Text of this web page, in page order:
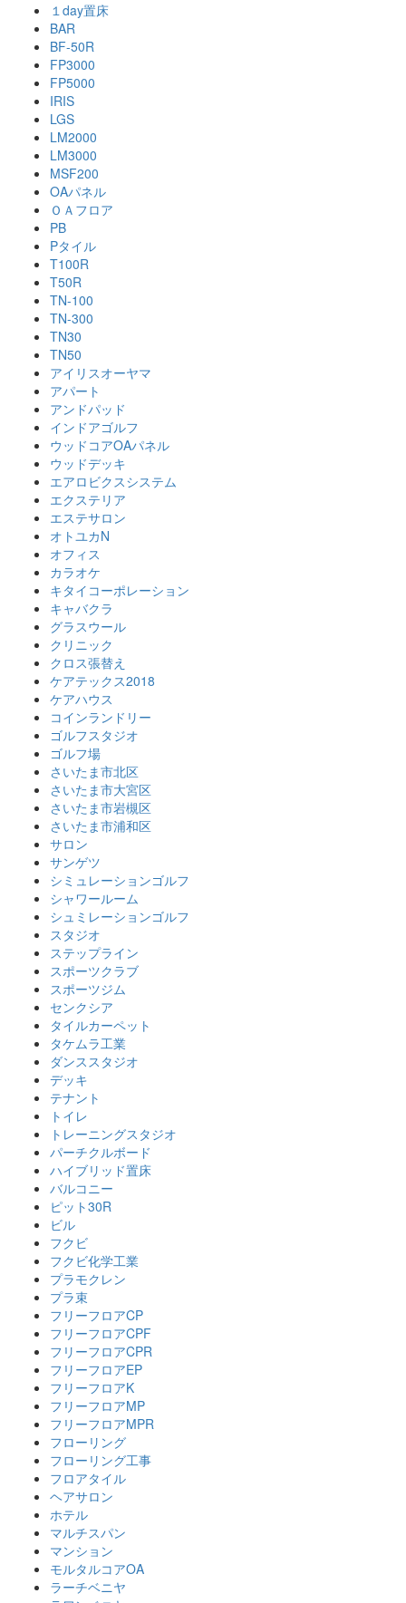
１day置床
BAR
BF-50R
FP3000
FP5000
IRIS
LGS
LM2000
LM3000
MSF200
OAパネル
ＯＡフロア
PB
Pタイル
T100R
T50R
TN-100
TN-300
TN30
TN50
アイリスオーヤマ
アパート
アンドパッド
インドアゴルフ
ウッドコアOAパネル
ウッドデッキ
エアロビクスシステム
エクステリア
エステサロン
オトユカN
オフィス
カラオケ
キタイコーポレーション
キャバクラ
グラスウール
クリニック
クロス張替え
ケアテックス2018
ケアハウス
コインランドリー
ゴルフスタジオ
ゴルフ場
さいたま市北区
さいたま市大宮区
さいたま市岩槻区
さいたま市浦和区
サロン
サンゲツ
シミュレーションゴルフ
シャワールーム
シュミレーションゴルフ
スタジオ
ステップライン
スポーツクラブ
スポーツジム
センクシア
タイルカーペット
タケムラ工業
ダンススタジオ
デッキ
テナント
トイレ
トレーニングスタジオ
パーチクルボード
ハイブリッド置床
バルコニー
ピット30R
ビル
フクビ
フクビ化学工業
プラモクレン
プラ束
フリーフロアCP
フリーフロアCPF
フリーフロアCPR
フリーフロアEP
フリーフロアK
フリーフロアMP
フリーフロアMPR
フローリング
フローリング工事
フロアタイル
ヘアサロン
ホテル
マルチスパン
マンション
モルタルコアOA
ラーチベニヤ